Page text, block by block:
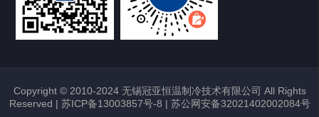
热烈祝贺冠亚恒温与上海理工大学校企
Copyright © 2010-2024 无锡冠亚恒温制冷技术有限公司 All Rights
Reserved | 苏ICP备13003857号-8 | 苏公网安备32021402002084号